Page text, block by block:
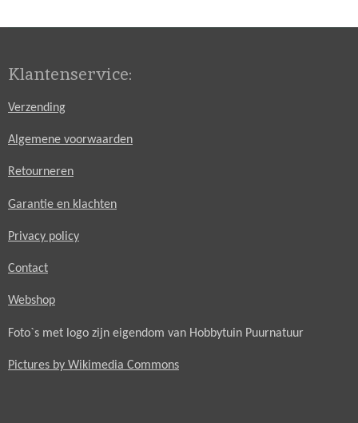
Klantenservice:
Verzending
Algemene voorwaarden
Retourneren
Garantie en klachten
Privacy policy
Contact
Webshop
Foto`s met logo zijn eigendom van Hobbytuin Puurnatuur
Pictures by Wikimedia Commons